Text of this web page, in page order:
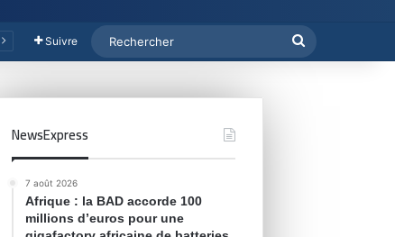
Suivre
NewsExpress
7 août 2026
Afrique : la BAD accorde 100
millions d’euros pour une